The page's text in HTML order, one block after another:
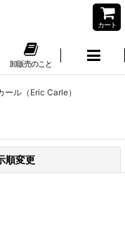
カート
卸販売のこと
ール（Eric Carle）
順変更